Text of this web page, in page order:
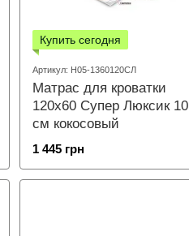
Купить сегодня
Артикул: Н05-1360120СЛ
Матрас для кроватки
120х60 Супер Люксик 10
см кокосовый
1 445 грн